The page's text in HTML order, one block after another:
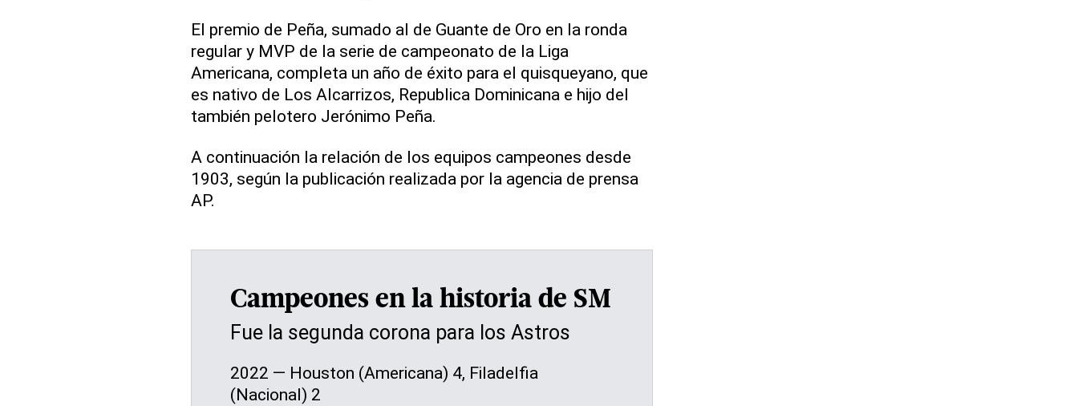
El premio de Peña, sumado al de Guante de Oro en la ronda
regular y MVP de la serie de campeonato de la Liga
Americana, completa un año de éxito para el quisqueyano, que
es nativo de Los Alcarrizos, Republica Dominicana e hijo del
también pelotero Jerónimo Peña.
A continuación la relación de los equipos campeones desde
1903, según la publicación realizada por la agencia de prensa
AP.
Campeones en la historia de SM
Fue la segunda corona para los Astros
2022 — Houston (Americana) 4, Filadelfia
(Nacional) 2